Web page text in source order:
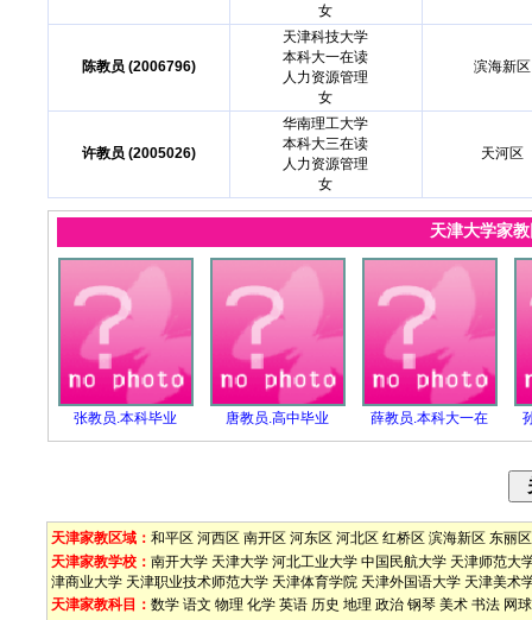
女
陈教员 (2006796)
天津科技大学
本科大一在读
人力资源管理
女
滨海新区
许教员 (2005026)
华南理工大学
本科大三在读
人力资源管理
女
天河区
天津大学家
张教员.本科毕业 唐教员.高中毕业 薛教员.本科大一在
天津家教区域： 和平区 河西区 南开区 河东区 河北区 红桥区 滨海新区 东丽区
天津家教学校： 南开大学 天津大学 河北工业大学 中国民航大学 天津师范大
津商业大学 天津职业技术师范大学 天津体育学院 天津外国语大学 天津美术
天津家教科目： 数学 语文 物理 化学 英语 历史 地理 政治 钢琴 美术 书法 网球